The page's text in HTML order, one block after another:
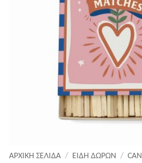
ΑΡΧΙΚΉ ΣΕΛΊΔΑ / ΕΊΔΗ ΔΏΡΩΝ /